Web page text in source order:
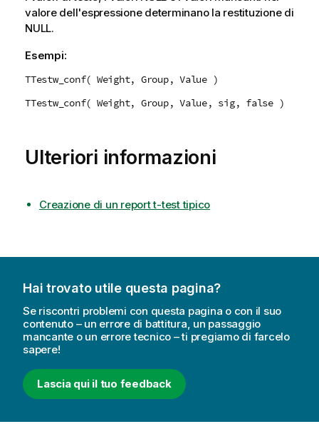
valore dell'espressione determinano la restituzione di
NULL.
Esempi:
TTestw_conf( Weight, Group, Value )
TTestw_conf( Weight, Group, Value, sig, false )
Ulteriori informazioni
Creazione di un report t-test tipico
Hai trovato utile questa pagina?
Se riscontri problemi con questa pagina o con il suo
contenuto – un errore di battitura, un passaggio
mancante o un errore tecnico – ti pregiamo di farcelo
sapere!
Lascia qui il tuo feedback